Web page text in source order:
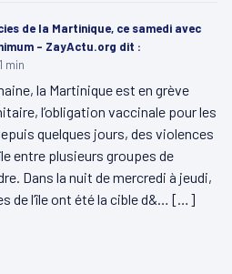
de la Martinique, ce samedi avec
- ZayActu.org dit :
min
la Martinique est en grève
l’obligation vaccinale pour les
quelques jours, des violences
entre plusieurs groupes de
Dans la nuit de mercredi à jeudi,
de l’île ont été la cible d&… […]